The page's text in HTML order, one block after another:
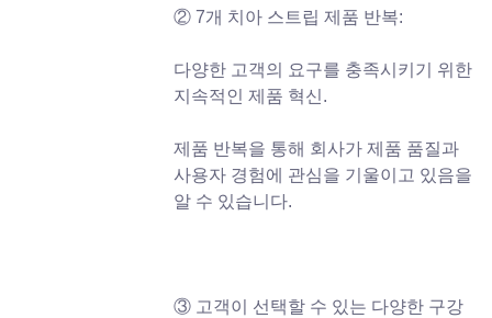
② 7개 치아 스트립 제품 반복:
다양한 고객의 요구를 충족시키기 위한
지속적인 제품 혁신.
제품 반복을 통해 회사가 제품 품질과
사용자 경험에 관심을 기울이고 있음을
알 수 있습니다.
③ 고객이 선택할 수 있는 다양한 구강